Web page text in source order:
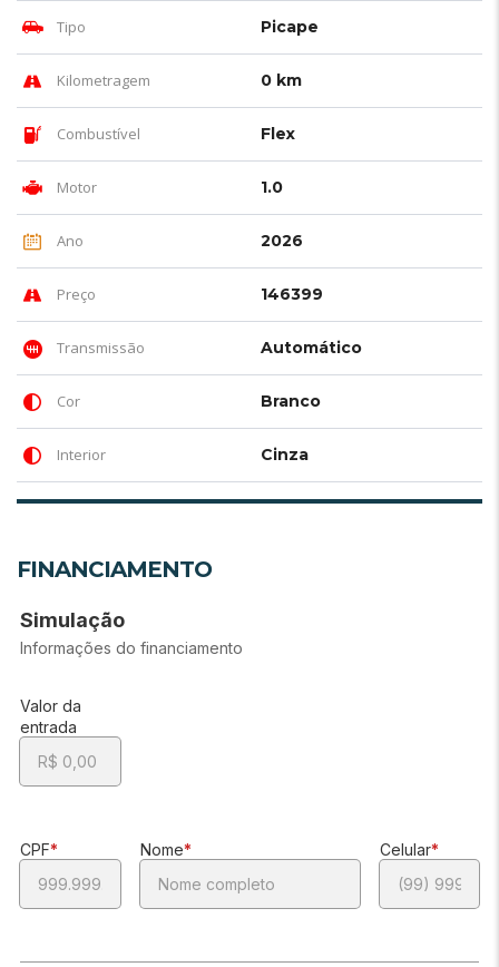
Tipo Picape
Kilometragem 0 km
Combustível Flex
Motor 1.0
Ano 2026
Preço 146399
Transmissão Automático
Cor Branco
Interior Cinza
FINANCIAMENTO